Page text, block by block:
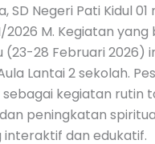
SD Negeri Pati Kidul
2026 M. Kegiatan
(23-28 Februari 2026)
Lantai 2 sekolah.
kegiatan rutin
peningkatan
dan edukatif.